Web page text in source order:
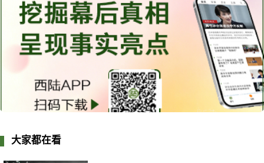
大家都在看